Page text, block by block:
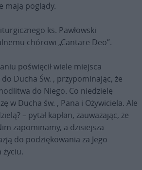
mają poglądy.
ks. Pawłowski
chórowi „Cantare Deo”.
poświęcił wiele miejsca
Ducha Św. , przypominając, że
do Niego. Co niedzielę
w Ducha św. , Pana i Ożywiciela. Ale
– pytał kapłan, zauważając, że
zapominamy, a dzisiejsza
do podziękowania za Jego
życiu.